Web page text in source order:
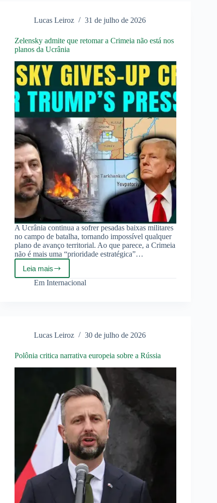
Lucas Leiroz 31 de julho de 2026
Zelensky admite que retomar a Crimeia não está nos
planos da Ucrânia
A Ucrânia continua a sofrer pesadas baixas militares
no campo de batalha, tornando impossível qualquer
plano de avanço territorial. Ao que parece, a Crimeia
não é mais uma “prioridade estratégica”…
Leia maisZelensky
admite
nos
da
Em Internacional
Lucas Leiroz 30 de julho de 2026
Polônia critica narrativa europeia sobre a Rússia